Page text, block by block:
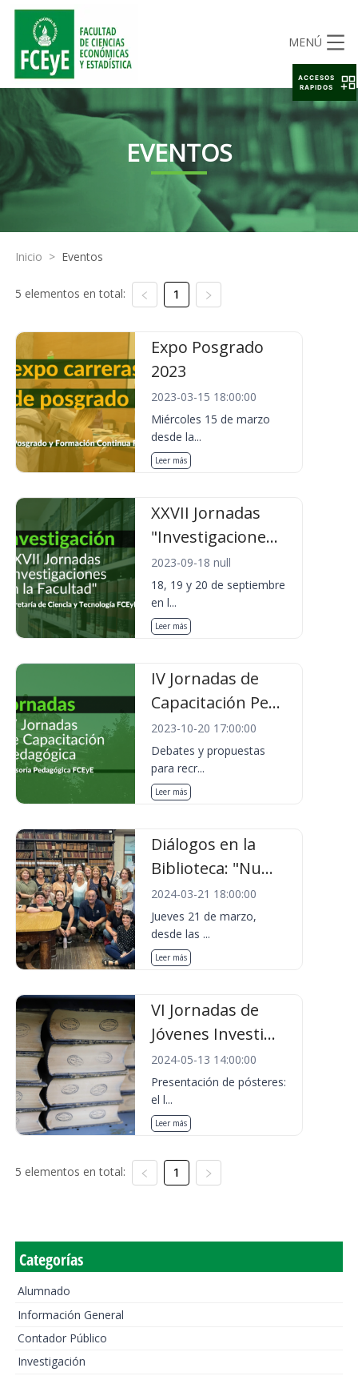
MENÚ
EVENTOS
Inicio > Eventos
5 elementos en total: 1
Expo Posgrado
2023
2023-03-15 18:00:00
Miércoles 15 de marzo
desde la...
Leer más
XXVII Jornadas
"Investigacione...
2023-09-18 null
18, 19 y 20 de septiembre
en l...
Leer más
IV Jornadas de
Capacitación Pe...
2023-10-20 17:00:00
Debates y propuestas
para recr...
Leer más
Diálogos en la
Biblioteca: "Nu...
2024-03-21 18:00:00
Jueves 21 de marzo,
desde las ...
Leer más
VI Jornadas de
Jóvenes Investi...
2024-05-13 14:00:00
Presentación de pósteres:
el l...
Leer más
5 elementos en total: 1
Categorías
Alumnado
Información General
Contador Público
Investigación
ACCESOS
RAPIDOS